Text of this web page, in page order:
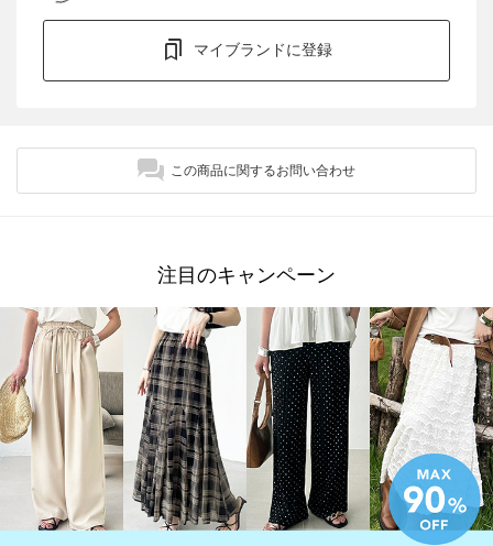
マイブランドに登録
この商品に関するお問い合わせ
注目のキャンペーン